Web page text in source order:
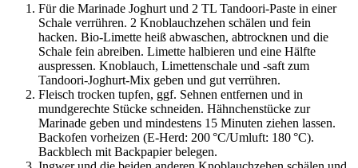
Für die Marinade Joghurt und 2 TL Tandoori-Paste in einer
Schale verrühren. 2 Knoblauchzehen schälen und fein
hacken. Bio-Limette heiß abwaschen, abtrocknen und die
Schale fein abreiben. Limette halbieren und eine Hälfte
auspressen. Knoblauch, Limettenschale und -saft zum
Tandoori-Joghurt-Mix geben und gut verrühren.
Fleisch trocken tupfen, ggf. Sehnen entfernen und in
mundgerechte Stücke schneiden. Hähnchenstücke zur
Marinade geben und mindestens 15 Minuten ziehen lassen.
Backofen vorheizen (E-Herd: 200 °C/Umluft: 180 °C).
Backblech mit Backpapier belegen.